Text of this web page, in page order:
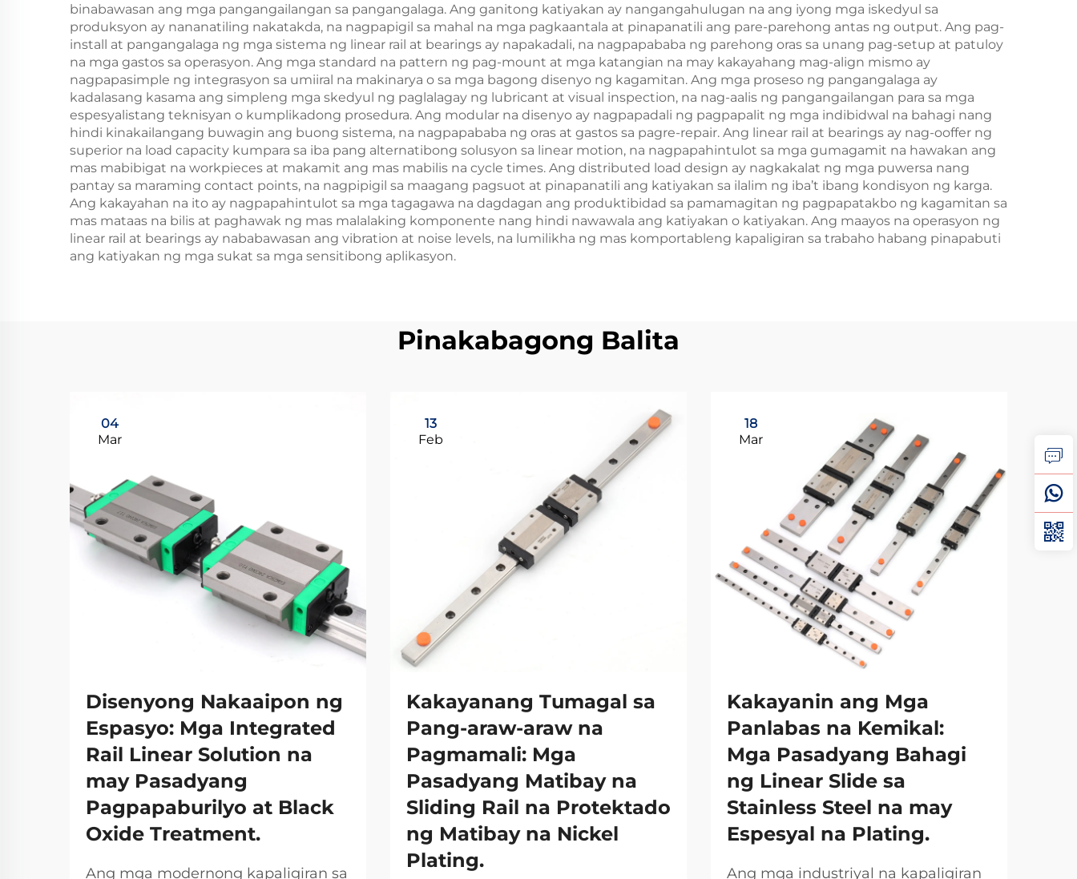
binabawasan ang mga pangangailangan sa pangangalaga. Ang ganitong katiyakan ay nangangahulugan na ang iyong mga iskedyul sa
produksyon ay nananatiling nakatakda, na nagpapigil sa mahal na mga pagkaantala at pinapanatili ang pare-parehong antas ng output. Ang pag-
install at pangangalaga ng mga sistema ng linear rail at bearings ay napakadali, na nagpapababa ng parehong oras sa unang pag-setup at patuloy
na mga gastos sa operasyon. Ang mga standard na pattern ng pag-mount at mga katangian na may kakayahang mag-align mismo ay
nagpapasimple ng integrasyon sa umiiral na makinarya o sa mga bagong disenyo ng kagamitan. Ang mga proseso ng pangangalaga ay
kadalasang kasama ang simpleng mga skedyul ng paglalagay ng lubricant at visual inspection, na nag-aalis ng pangangailangan para sa mga
espesyalistang teknisyan o kumplikadong prosedura. Ang modular na disenyo ay nagpapadali ng pagpapalit ng mga indibidwal na bahagi nang
hindi kinakailangang buwagin ang buong sistema, na nagpapababa ng oras at gastos sa pagre-repair. Ang linear rail at bearings ay nag-ooffer ng
superior na load capacity kumpara sa iba pang alternatibong solusyon sa linear motion, na nagpapahintulot sa mga gumagamit na hawakan ang
mas mabibigat na workpieces at makamit ang mas mabilis na cycle times. Ang distributed load design ay nagkakalat ng mga puwersa nang
pantay sa maraming contact points, na nagpipigil sa maagang pagsuot at pinapanatili ang katiyakan sa ilalim ng iba’t ibang kondisyon ng karga.
Ang kakayahan na ito ay nagpapahintulot sa mga tagagawa na dagdagan ang produktibidad sa pamamagitan ng pagpapatakbo ng kagamitan sa
mas mataas na bilis at paghawak ng mas malalaking komponente nang hindi nawawala ang katiyakan o katiyakan. Ang maayos na operasyon ng
linear rail at bearings ay nababawasan ang vibration at noise levels, na lumilikha ng mas komportableng kapaligiran sa trabaho habang pinapabuti
ang katiyakan ng mga sukat sa mga sensitibong aplikasyon.
Pinakabagong Balita
04
Mar
Disenyong Nakaaipon ng
Espasyo: Mga Integrated
Rail Linear Solution na
may Pasadyang
Pagpapaburilyo at Black
Oxide Treatment.
Ang mga modernong kapaligiran sa
13
Feb
Kakayanang Tumagal sa
Pang-araw-araw na
Pagmamali: Mga
Pasadyang Matibay na
Sliding Rail na Protektado
ng Matibay na Nickel
Plating.
18
Mar
Kakayanin ang Mga
Panlabas na Kemikal:
Mga Pasadyang Bahagi
ng Linear Slide sa
Stainless Steel na may
Espesyal na Plating.
Ang mga industriyal na kapaligiran